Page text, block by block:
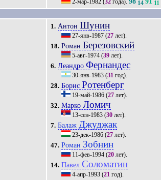
2-мар-1982 (32 года). 14 11
1. Антон Шунин
27-янв-1987 (27 лет).
18. Роман Березовский
5-авг-1974 (39 лет).
6. ЛеандроФернандес
30-янв-1983 (31 год).
28. Борис Ротенберг
19-май-1986 (27 лет).
32. МаркоЛомич
13-сен-1983 (30 лет).
7. Балаж Джуджак
23-дек-1986 (27 лет).
47. Роман Зобнин
11-фев-1994 (20 лет).
14. ПавелСоломатин
4-апр-1993 (21 год).